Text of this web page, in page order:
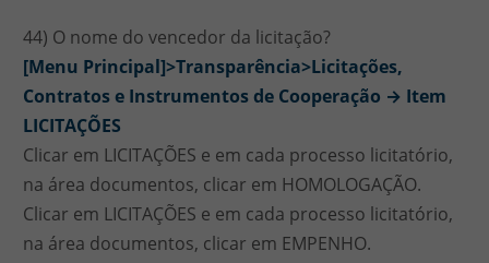
44) O nome do vencedor da licitação?
[Menu Principal]>Transparência>Licitações,
Contratos e Instrumentos de Cooperação → Item
LICITAÇÕES
Clicar em LICITAÇÕES e em cada processo licitatório,
na área documentos, clicar em HOMOLOGAÇÃO.
Clicar em LICITAÇÕES e em cada processo licitatório,
na área documentos, clicar em EMPENHO.